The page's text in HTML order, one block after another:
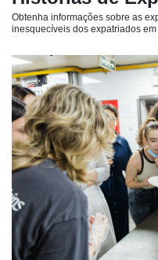
Obtenha informações sobre as
inesquecíveis dos expatriados